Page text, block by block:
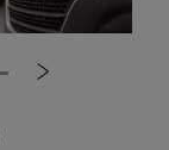
Próximo